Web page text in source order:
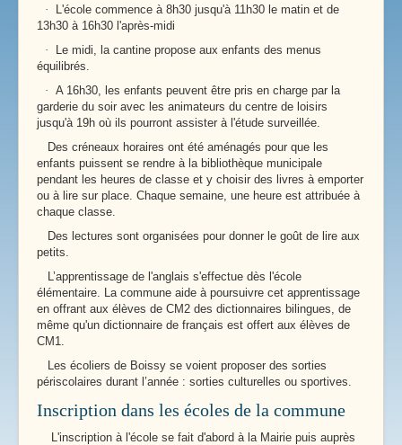
·
L'école commence à 8h30 jusqu'à 11h30 le matin et de
13h30 à 16h30 l'après-midi
·
Le midi, la cantine propose aux enfants des menus
équilibrés.
· A 16h30, les enfants peuvent être pris en charge par la
garderie du soir avec les animateurs du centre de loisirs
jusqu'à 19h où ils pourront assister à l'étude surveillée.
Des créneaux horaires ont été aménagés pour que les
enfants puissent se rendre à la bibliothèque municipale
pendant les heures de classe et y choisir des livres à emporter
ou à lire sur place. Chaque semaine, une heure est attribuée à
chaque classe.
Des lectures sont organisées pour donner le goût de lire aux
petits.
L’apprentissage de l'anglais s'effectue dès l'école
élémentaire. La commune aide à poursuivre cet apprentissage
en offrant aux élèves de CM2 des dictionnaires bilingues, de
même qu'un dictionnaire de français est offert aux élèves de
CM1.
Les écoliers de Boissy se voient proposer des sorties
périscolaires durant l’année : sorties culturelles ou sportives.
Inscription dans les écoles de la commune
L'inscription à l'école se fait d'abord à la Mairie puis auprès